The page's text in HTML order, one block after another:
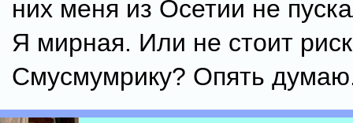
них меня из Осетии не
Я мирная. Или не стоит
Смусмумрику? Опять